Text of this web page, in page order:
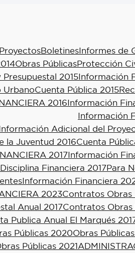
ProyectosBoletinesInformes de
Obras PúblicasProtección
2015Información
UrbanoCuenta Pública 2015
2016Información
Información
Adicional del
la Juventud 2016Cuenta
2017Información
Disciplina Financiera 2017Para
Información Financiera
2023Contratos Obras
Anual 2017Contratos Obras
Publica Anual El Marqués
Públicas 2020Obras
Públicas 2021